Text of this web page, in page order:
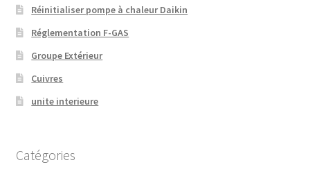
Réinitialiser pompe à chaleur Daikin
Réglementation F-GAS
Groupe Extérieur
Cuivres
unite interieure
Catégories